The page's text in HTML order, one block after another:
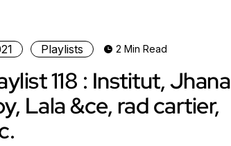
Playlists 2 Min Read
118 : Institut, Jhana
Lala &ce, rad cartier,